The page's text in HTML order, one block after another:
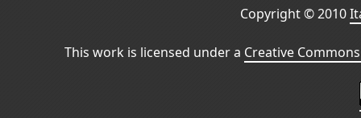
Copyright © 2010
This work is licensed under a Creative